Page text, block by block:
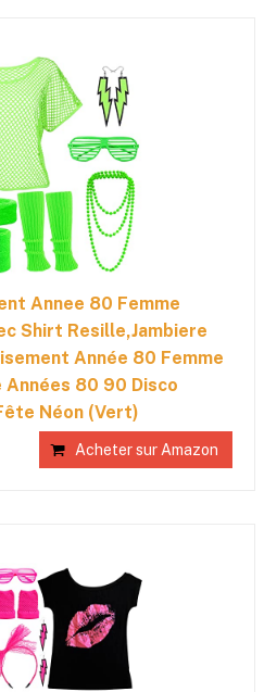
Annee 80 Femme
Shirt Resille,Jambiere
Année 80 Femme
80 90 Disco
Néon (Vert)
Acheter sur Amazon